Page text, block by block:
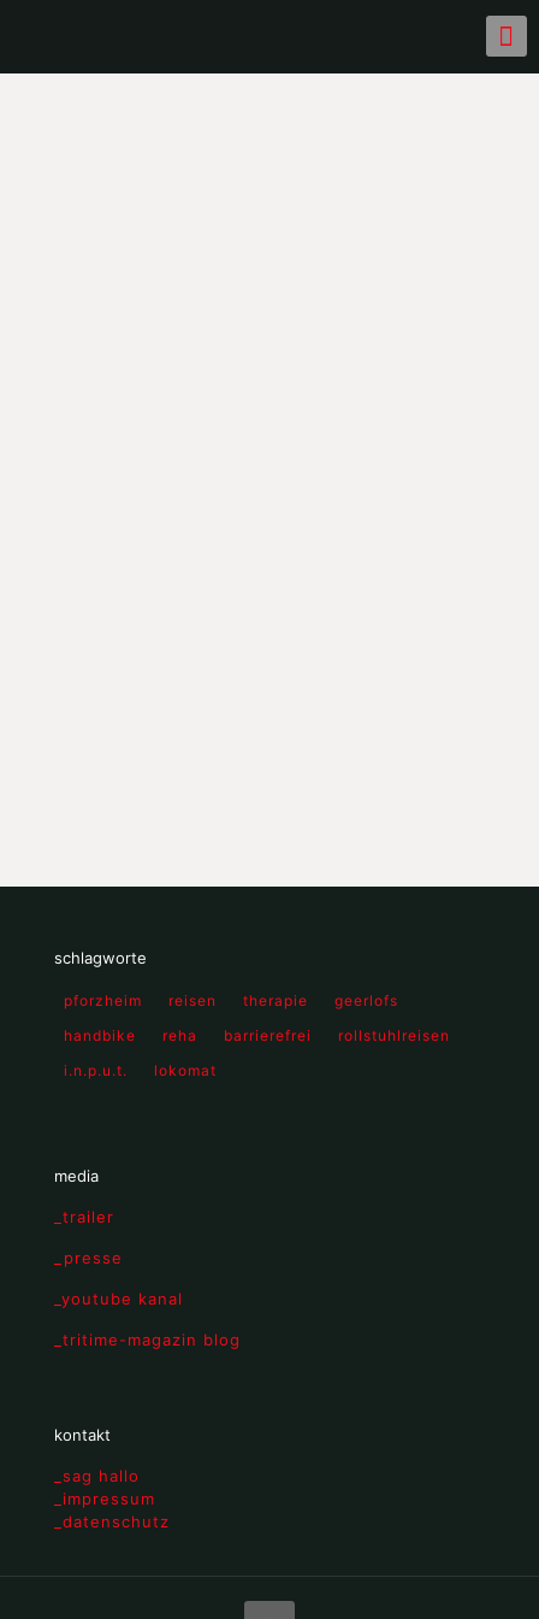
schlagworte
pforzheim reisen therapie
geerlofs
handbike
reha barrierefrei
rollstuhlreisen
i.n.p.u.t.
lokomat
media
_trailer
_presse
_youtube kanal
_tritime-magazin blog
kontakt
_sag hallo
_impressum
_datenschutz